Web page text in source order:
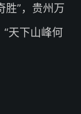
胜”，贵州万
天下山峰何